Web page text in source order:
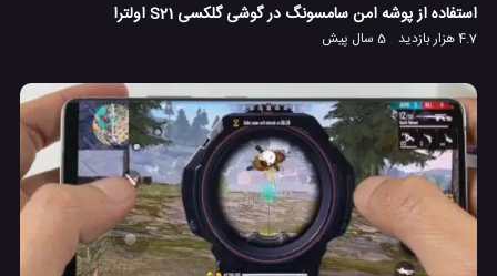
استفاده از پوشه امن سامسونگ در گوشی گلکسی S21 اولترا
4.7 هزار بازدید 5 سال پیش